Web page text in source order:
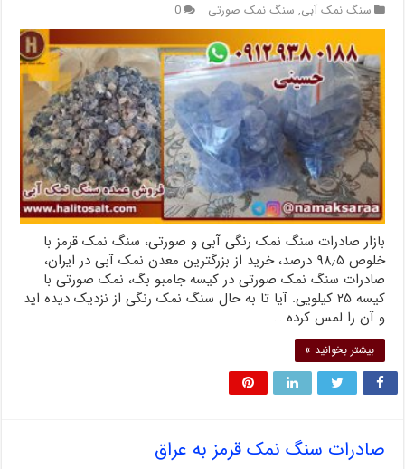
سنگ نمک آبی, سنگ نمک صورتی 0
بازار صادرات سنگ نمک رنگی آبی و صورتی، سنگ نمک قرمز با
خلوص ۹۸٫۵ درصد، خرید از بزرگترین معدن نمک آبی در ایران،
صادرات سنگ نمک صورتی در کیسه جامبو بگ، نمک صورتی با
کیسه ۲۵ کیلویی. آیا تا به حال سنگ نمک رنگی از نزدیک دیده اید
و آن را لمس کرده …
بیشتر بخوانید »
صادرات سنگ نمک قرمز به عراق